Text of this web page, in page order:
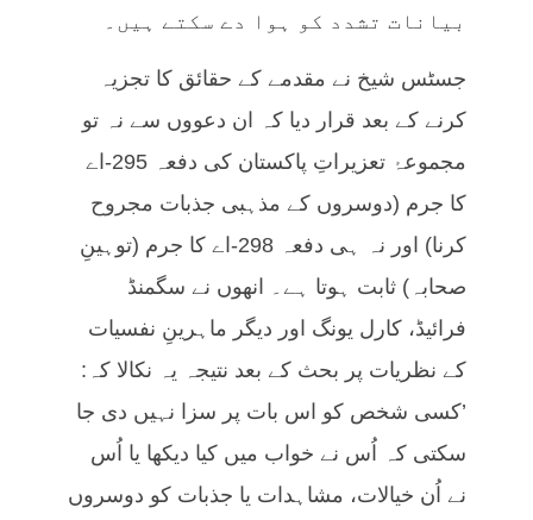
بیانات تشدد کو ہوا دے سکتے ہیں۔
جسٹس شیخ نے مقدمے کے حقائق کا تجزیہ
کرنے کے بعد قرار دیا کہ ان دعووں سے نہ تو
مجموعۂ تعزیراتِ پاکستان کی دفعہ 295-اے
کا جرم (دوسروں کے مذہبی جذبات مجروح
کرنا) اور نہ ہی دفعہ 298-اے کا جرم (توہینِ
صحابہ) ثابت ہوتا ہے۔ انھوں نے سگمنڈ
فرائیڈ، کارل یونگ اور دیگر ماہرینِ نفسیات
کے نظریات پر بحث کے بعد نتیجہ یہ نکالا کہ:
’کسی شخص کو اس بات پر سزا نہیں دی جا
سکتی کہ اُس نے خواب میں کیا دیکھا یا اُس
نے اُن خیالات، مشاہدات یا جذبات کو دوسروں